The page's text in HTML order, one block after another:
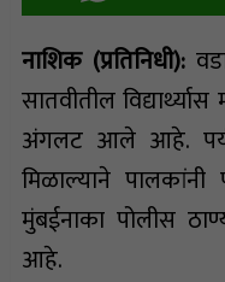
नाशिक (प्रतिनिधी):
सातवीतील
अंगलट आले आहे.
मिळाल्याने
मुंबईनाका पोलीस
आहे.